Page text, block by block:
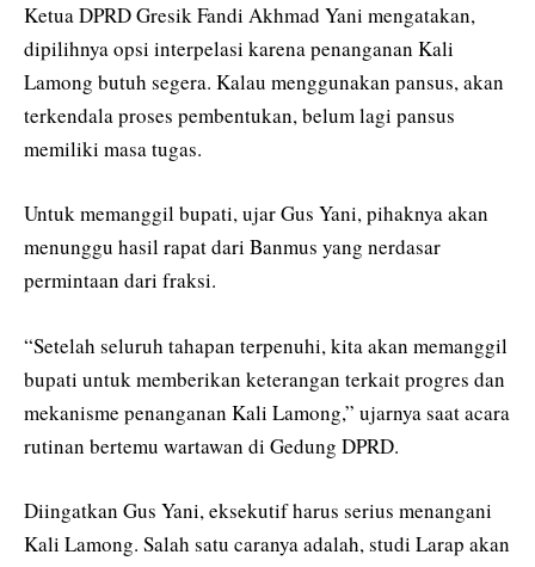
Ketua DPRD Gresik Fandi Akhmad Yani mengatakan,
dipilihnya opsi interpelasi karena penanganan Kali
Lamong butuh segera. Kalau menggunakan pansus, akan
terkendala proses pembentukan, belum lagi pansus
memiliki masa tugas.
Untuk memanggil bupati, ujar Gus Yani, pihaknya akan
menunggu hasil rapat dari Banmus yang nerdasar
permintaan dari fraksi.
“Setelah seluruh tahapan terpenuhi, kita akan memanggil
bupati untuk memberikan keterangan terkait progres dan
mekanisme penanganan Kali Lamong,” ujarnya saat acara
rutinan bertemu wartawan di Gedung DPRD.
Diingatkan Gus Yani, eksekutif harus serius menangani
Kali Lamong. Salah satu caranya adalah, studi Larap akan